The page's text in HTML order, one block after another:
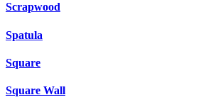
Scrapwood
Spatula
Square
Square Wall